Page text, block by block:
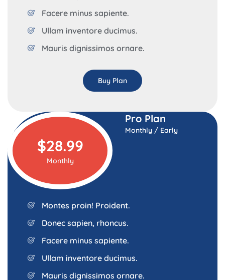
Facere minus sapiente.
Ullam inventore ducimus.
Mauris dignissimos ornare.
Buy Plan
$28.99
Monthly
Pro Plan
Monthly / Early
Montes proin! Proident.
Donec sapien, rhoncus.
Facere minus sapiente.
Ullam inventore ducimus.
Mauris dignissimos ornare.